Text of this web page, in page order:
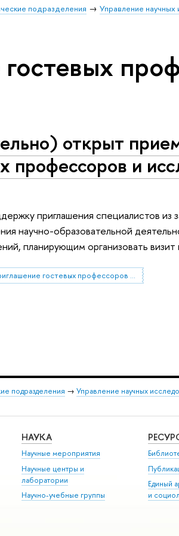
подразделения Управление научных
открыт
профессоров и
приглашения специалистов из
научно-образовательной
планирующим организовать
приглашение гостевых профессоров и исследователей
подразделения → Управление научных
НАУКА
Научные мероприятия
Научные центры и
лаборатории
Научно-учебные группы
Единый
и